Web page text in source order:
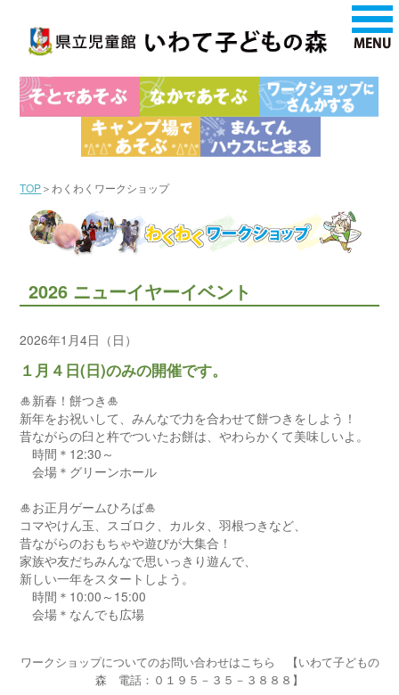
TOP＞わくわくワークショップ
2026 ニューイヤーイベント
2026年1月4日（日）
１月４日(日)のみの開催です。
🎍新春！餅つき🎍
新年をお祝いして、みんなで力を合わせて餅つきをしよう！
昔ながらの臼と杵でついたお餅は、やわらかくて美味しいよ。
時間＊12:30～
会場＊グリーンホール
🎍お正月ゲームひろば🎍
コマやけん玉、スゴロク、カルタ、羽根つきなど、
昔ながらのおもちゃや遊びが大集合！
家族や友だちみんなで思いっきり遊んで、
新しい一年をスタートしよう。
時間＊10:00～15:00
会場＊なんでも広場
ワークショップについてのお問い合わせはこちら 【いわて子どもの
森 電話：０１９５－３５－３８８８】